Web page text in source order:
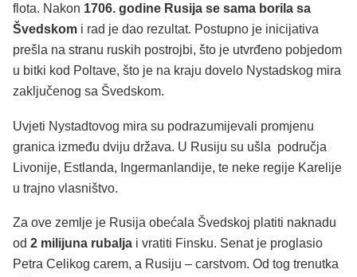
flota. Nakon 1706. godine Rusija se sama borila sa
Švedskom i rad je dao rezultat. Postupno je inicijativa
prešla na stranu ruskih postrojbi, što je utvrđeno pobjedom
u bitki kod Poltave, što je na kraju dovelo Nystadskog mira
zaključenog sa Švedskom.
Uvjeti Nystadtovog mira su podrazumijevali promjenu
granica između dviju država. U Rusiju su ušla područja
Livonije, Estlanda, Ingermanlandije, te neke regije Karelije
u trajno vlasništvo.
Za ove zemlje je Rusija obećala Švedskoj platiti naknadu
od 2 milijuna rubalja i vratiti Finsku. Senat je proglasio
Petra Celikog carem, a Rusiju – carstvom. Od tog trenutka